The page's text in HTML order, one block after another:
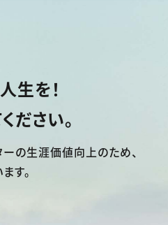
生を！
ださい。
ーの生涯価値向上のため、
す。